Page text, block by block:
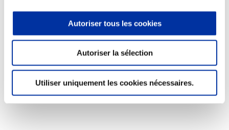
Autoriser tous les cookies
Autoriser la sélection
Utiliser uniquement les cookies nécessaires.
Alimentation de qualité, raisonnée et durable